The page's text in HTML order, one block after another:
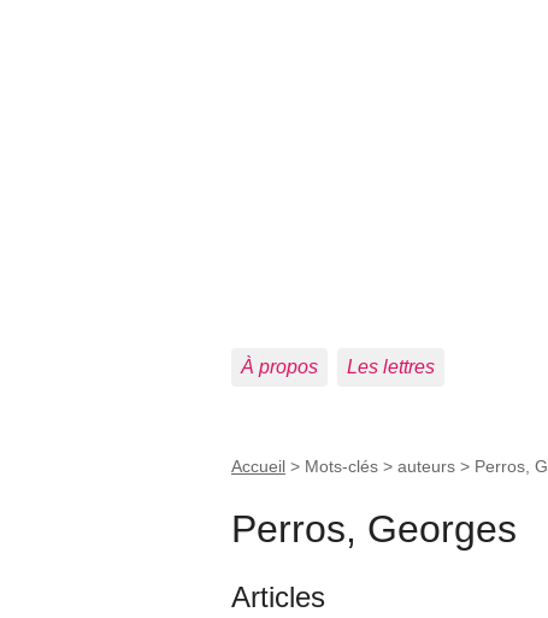
À propos Les lettres
Accueil > Mots-clés > auteurs > Perros,
Perros, Georges
Articles